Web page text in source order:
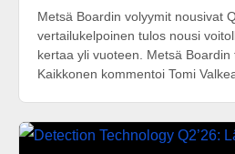
Metsä Boardin volyymit nousivat
vertailukelpoinen tulos nousi
kertaa yli vuoteen. Metsä Boardin
Kaikkonen kommentoi Tomi